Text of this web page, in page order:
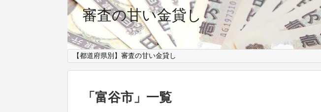
審査の甘い金貸し
【都道府県別】審査の甘い金貸し
「 富谷市 」 一覧